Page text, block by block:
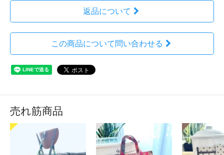
返品について
この商品について問い合わせる
売れ筋商品